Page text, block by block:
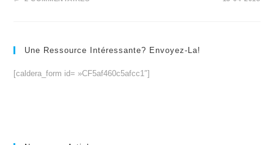
Une Ressource Intéressante? Envoyez-La!
[caldera_form id= »CF5af460c5afcc1″]